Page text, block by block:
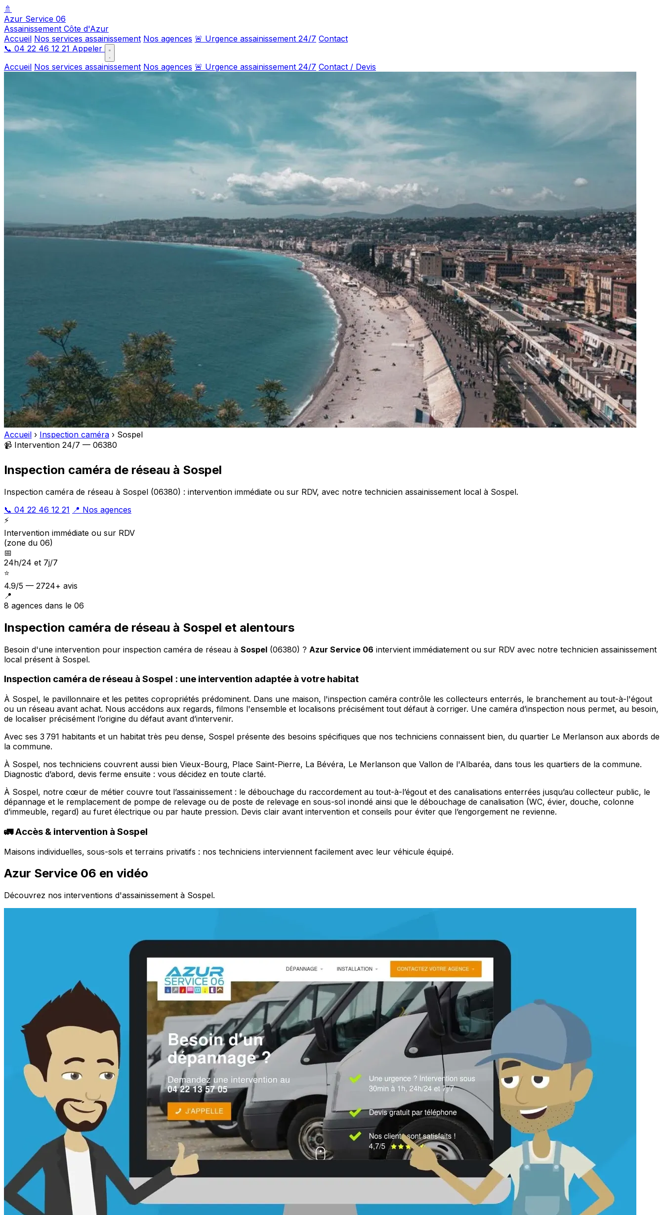
🚿
Azur Service 06
Assainissement Côte d'Azur
Accueil Nos services assainissement Nos agences 🚨 Urgence assainissement 24/7 Contact
📞 04 22 46 12 21 Appeler
Accueil Nos services assainissement Nos agences 🚨 Urgence assainissement 24/7 Contact / Devis
Accueil › Inspection caméra › Sospel
📹 Intervention 24/7 — 06380
Inspection caméra de réseau à Sospel
Inspection caméra de réseau à Sospel (06380) : intervention immédiate ou sur RDV, avec notre technicien assainissement local à Sospel.
📞 04 22 46 12 21 📍 Nos agences
⚡
Intervention immédiate ou sur RDV
(zone du 06)
📅
24h/24 et 7j/7
⭐
4.9/5 — 2724+ avis
📍
8 agences dans le 06
Inspection caméra de réseau à Sospel et alentours
Besoin d'une intervention pour inspection caméra de réseau à Sospel (06380) ? Azur Service 06 intervient immédiatement ou sur RDV avec notre technicien assainissement
local présent à Sospel.
Inspection caméra de réseau à Sospel : une intervention adaptée à votre habitat
À Sospel, le pavillonnaire et les petites copropriétés prédominent. Dans une maison, l'inspection caméra contrôle les collecteurs enterrés, le branchement au tout-à-l'égout
ou un réseau avant achat. Nous accédons aux regards, filmons l'ensemble et localisons précisément tout défaut à corriger. Une caméra d’inspection nous permet, au besoin,
de localiser précisément l’origine du défaut avant d’intervenir.
Avec ses 3 791 habitants et un habitat très peu dense, Sospel présente des besoins spécifiques que nos techniciens connaissent bien, du quartier Le Merlanson aux abords de
la commune.
À Sospel, nos techniciens couvrent aussi bien Vieux-Bourg, Place Saint-Pierre, La Bévéra, Le Merlanson que Vallon de l'Albaréa, dans tous les quartiers de la commune.
Diagnostic d’abord, devis ferme ensuite : vous décidez en toute clarté.
À Sospel, notre cœur de métier couvre tout l’assainissement : le débouchage du raccordement au tout-à-l’égout et des canalisations enterrées jusqu’au collecteur public, le
dépannage et le remplacement de pompe de relevage ou de poste de relevage en sous-sol inondé ainsi que le débouchage de canalisation (WC, évier, douche, colonne
d’immeuble, regard) au furet électrique ou par haute pression. Devis clair avant intervention et conseils pour éviter que l’engorgement ne revienne.
🚛 Accès & intervention à Sospel
Maisons individuelles, sous-sols et terrains privatifs : nos techniciens interviennent facilement avec leur véhicule équipé.
Azur Service 06 en vidéo
Découvrez nos interventions d'assainissement à Sospel.